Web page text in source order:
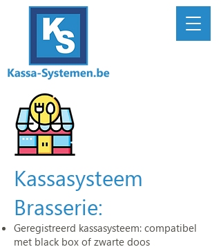
Kassasysteem
Brasserie:
Geregistreerd kassasysteem: compatibel
met black box of zwarte doos